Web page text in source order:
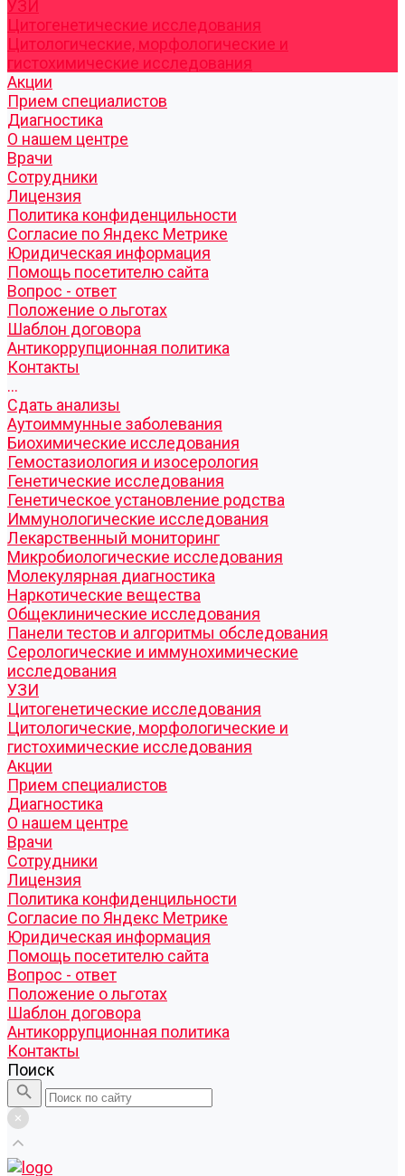
УЗИ
Цитогенетические исследования
Цитологические, морфологические и
гистохимические исследования
Акции
Прием специалистов
Диагностика
О нашем центре
Врачи
Сотрудники
Лицензия
Политика конфиденцильности
Согласие по Яндекс Метрике
Юридическая информация
Помощь посетителю сайта
Вопрос - ответ
Положение о льготах
Шаблон договора
Антикоррупционная политика
Контакты
...
Cдать анализы
Аутоиммунные заболевания
Биохимические исследования
Гемостазиология и изосерология
Генетические исследования
Генетическое установление родства
Иммунологические исследования
Лекарственный мониторинг
Микробиологические исследования
Молекулярная диагностика
Наркотические вещества
Общеклинические исследования
Панели тестов и алгоритмы обследования
Серологические и иммунохимические
исследования
УЗИ
Цитогенетические исследования
Цитологические, морфологические и
гистохимические исследования
Акции
Прием специалистов
Диагностика
О нашем центре
Врачи
Сотрудники
Лицензия
Политика конфиденцильности
Согласие по Яндекс Метрике
Юридическая информация
Помощь посетителю сайта
Вопрос - ответ
Положение о льготах
Шаблон договора
Антикоррупционная политика
Контакты
Поиск